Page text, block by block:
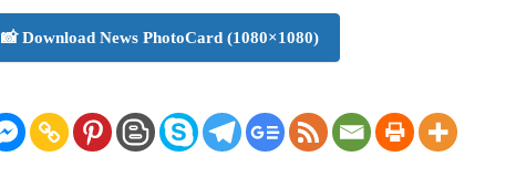
📸 Download News PhotoCard (1080×1080)